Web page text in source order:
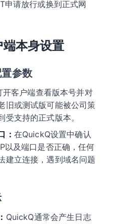
申请放行或换到正式网
本身设置
参数
开客户端查看版本号并对
旧或测试版可能被公司策
支持的正式版本。
： 在QuickQ设置中确认
以及端口是否正确，任何
建立连接，遇到域名问题
QuickQ通常会产生日志